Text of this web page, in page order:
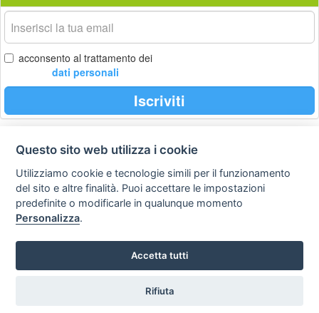
La
tua
email
acconsento al trattamento dei
dati personali
Iscriviti
Privacy
policy
Avviso
legale
Preferenze cookie
Copyright © 2008
SVILUPPO TURISMO ITALIA S.r.L. unipersonale
P.IVA: 01665350433 - R.E.A. FM-195884 Via A. Costa, 2
63822 Porto San Giorgio (FM)
Questo sito web utilizza i cookie
Utilizziamo cookie e tecnologie simili per il funzionamento
del sito e altre finalità. Puoi accettare le impostazioni
predefinite o modificarle in qualunque momento
Personalizza.
Accetta tutti
Rifiuta